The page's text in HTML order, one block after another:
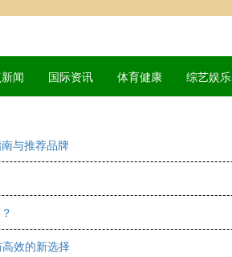
闻 国际资讯 体育健康 综艺娱乐
与推荐品牌
效的新选择